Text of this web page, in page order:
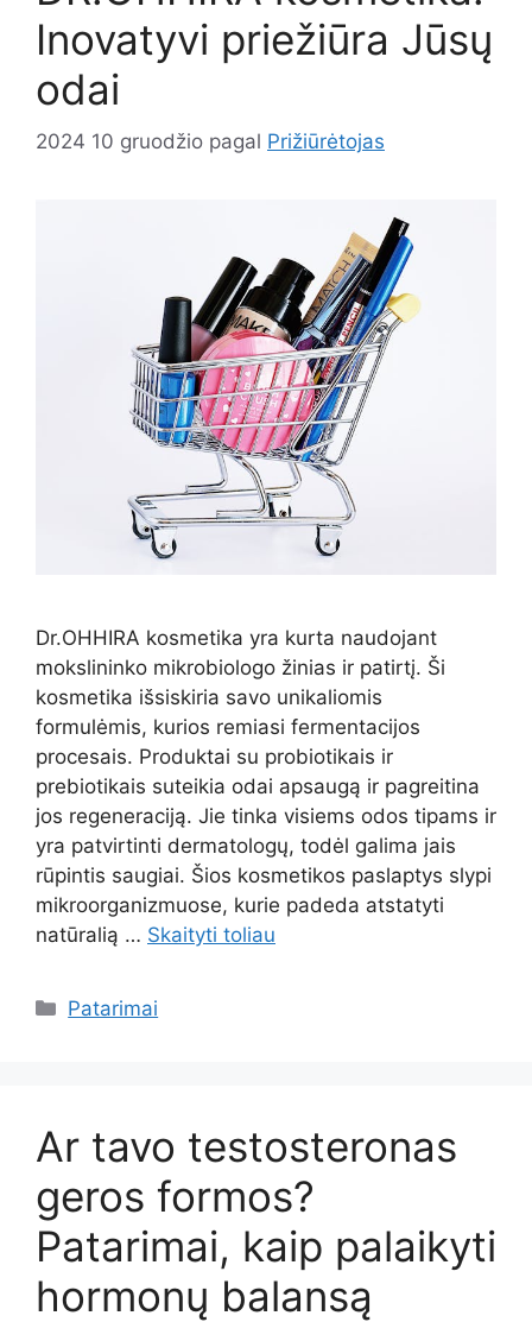
Inovatyvi priežiūra Jūsų
odai
2024 10 gruodžio pagal Prižiūrėtojas
Dr.OHHIRA kosmetika yra kurta naudojant
mokslininko mikrobiologo žinias ir patirtį. Ši
kosmetika išsiskiria savo unikaliomis
formulėmis, kurios remiasi fermentacijos
procesais. Produktai su probiotikais ir
prebiotikais suteikia odai apsaugą ir pagreitina
jos regeneraciją. Jie tinka visiems odos tipams ir
yra patvirtinti dermatologų, todėl galima jais
rūpintis saugiai. Šios kosmetikos paslaptys slypi
mikroorganizmuose, kurie padeda atstatyti
natūralią … Skaityti toliau
Kategorijos
Patarimai
Ar tavo testosteronas
geros formos?
Patarimai, kaip palaikyti
hormonų balansą